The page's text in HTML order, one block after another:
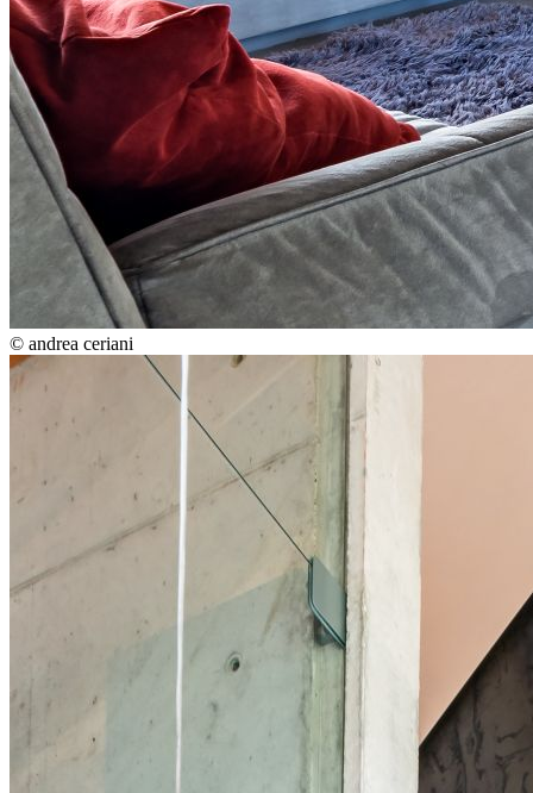
© andrea ceriani